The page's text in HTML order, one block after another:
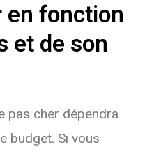
en fonction
et de son
pas cher dépendra
budget. Si vous